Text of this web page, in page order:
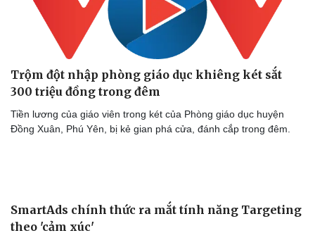
Trộm đột nhập phòng giáo dục khiêng két sắt
300 triệu đồng trong đêm
Tiền lương của giáo viên trong két của Phòng giáo dục huyện
Đồng Xuân, Phú Yên, bị kẻ gian phá cửa, đánh cắp trong đêm.